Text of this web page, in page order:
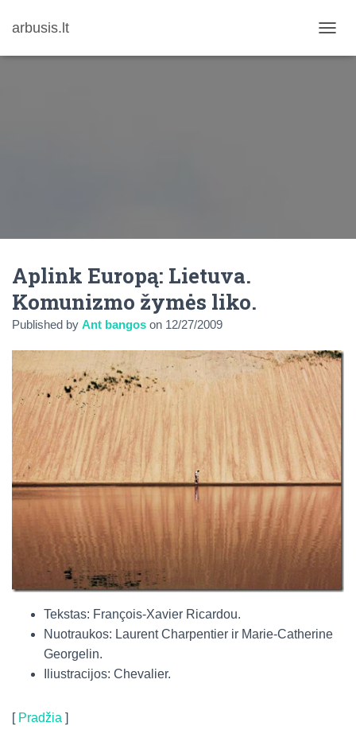
arbusis.lt
O
I
Aplink Europą: Lietuva.
Komunizmo žymės liko.
Published by Ant bangos on 12/27/2009
Tekstas: François-Xavier Ricardou.
Nuotraukos: Laurent Charpentier ir Marie-Catherine
Georgelin.
Iliustracijos: Chevalier.
[ Pradžia ]